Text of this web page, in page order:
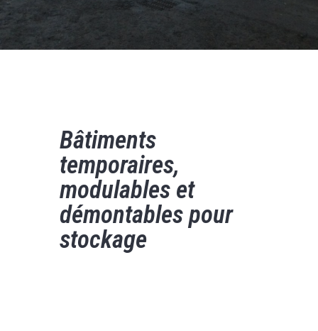
Bâtiments
temporaires,
modulables et
démontables pour
stockage